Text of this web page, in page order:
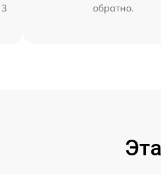
обратно.